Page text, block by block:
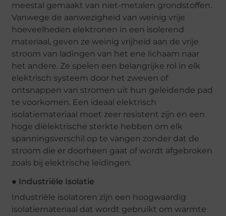
meestal gemaakt van niet-metalen grondstoffen.
Vanwege de aanwezigheid van weinig vrije
hoeveelheden elektronen in een isolerend
materiaal, geven ze weinig vrijheid aan de vrije
stroom van ladingen van het ene lichaam naar
het andere. Ze spelen een belangrijke rol in elk
elektrisch systeem door het zweven of
ontsnappen van stromen uit hun geleidende pad
te voorkomen. Een ideaal elektrisch
isolatiemateriaal moet zeer resistent zijn en een
hoge diëlektrische sterkte hebben om elk
spanningsverschil op te vangen zonder dat de
stroom die er doorheen gaat of wordt afgebroken
zoals bij elektrische leidingen.
● Industriële Isolatie
Industriële isolatoren zijn een hoogwaardig
isolatiemateriaal dat wordt gebruikt om warmte